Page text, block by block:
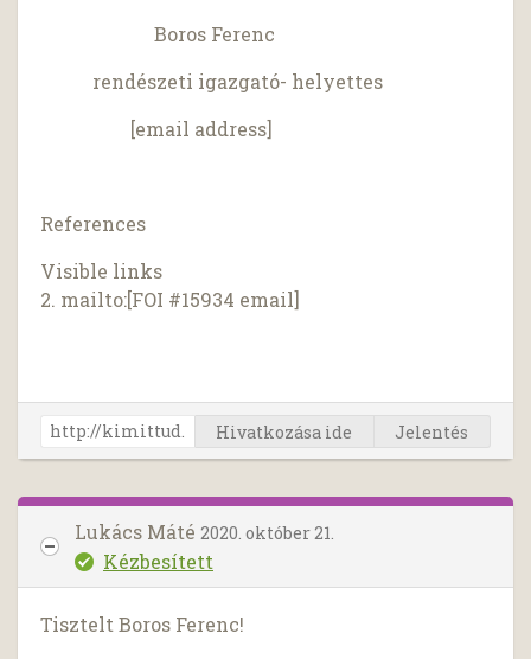
Boros Ferenc
rendészeti igazgató- helyettes
[email address]
References
Visible links
2. mailto:[FOI #15934 email]
Hivatkozása ide Jelentés
Lukács Máté 2020. október 21.
Kézbesített
Tisztelt Boros Ferenc!